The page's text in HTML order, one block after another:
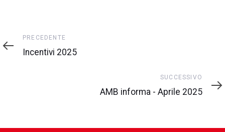
Precedente
PRECEDENTE
Incentivi 2025
SUCCESSIVO
AMB informa - Aprile 2025